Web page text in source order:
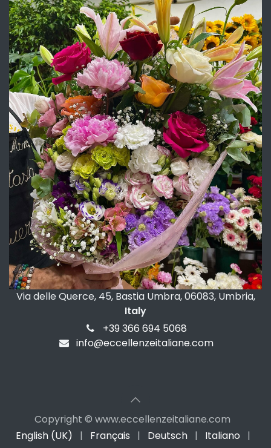
Via delle Querce, 45, Bastia Umbra, 06083, Umbria,
Italy
+39 366 694 5068
info@eccellenzeitaliane.com
Copyright © www.eccellenzeitaliane.com
English (UK)
| Français | Deutsch | Italiano
|